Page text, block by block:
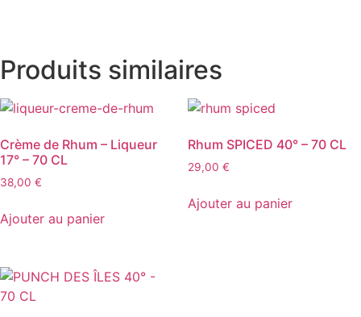
CL
Produits similaires
Crème de Rhum – Liqueur
17° – 70 CL
38,00 €
Ajouter au panier
Rhum SPICED 40° – 70 CL
29,00 €
Ajouter au panier